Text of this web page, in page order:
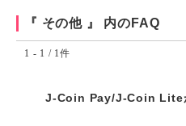
『 その他 』 内のFAQ
1 - 1 / 1件
J-Coin Pay/J-Coin Lite